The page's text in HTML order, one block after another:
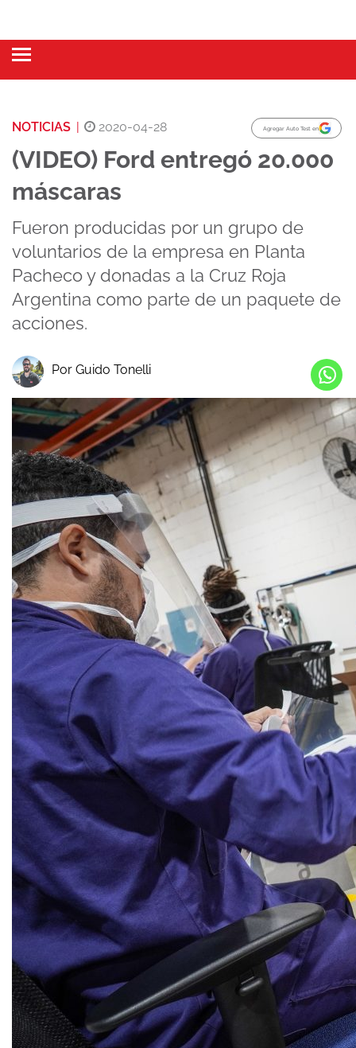
NOTICIAS | 2020-04-28 Agregar Auto Test en
(VIDEO) Ford entregó 20.000
máscaras
Fueron producidas por un grupo de
voluntarios de la empresa en Planta
Pacheco y donadas a la Cruz Roja
Argentina como parte de un paquete de
acciones.
Por Guido Tonelli